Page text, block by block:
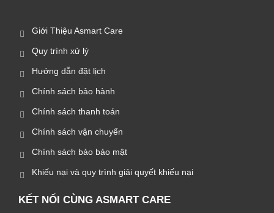
Giới Thiệu Asmart Care
Quy trình xử lý
Hướng dẫn đặt lịch
Chính sách bảo hành
Chính sách thanh toán
Chính sách vận chuyển
Chính sách bảo bảo mật
Khiếu nại và quy trình giải quyết khiếu nại
KẾT NỐI CÙNG ASMART CARE